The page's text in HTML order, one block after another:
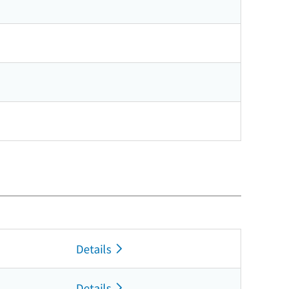
Details